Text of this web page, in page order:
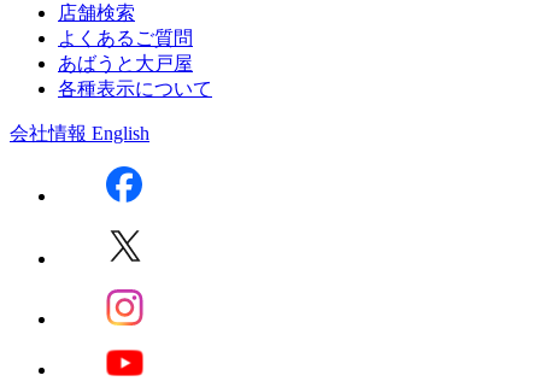
店舗検索
よくあるご質問
あばうと大戸屋
各種表示について
会社情報 English